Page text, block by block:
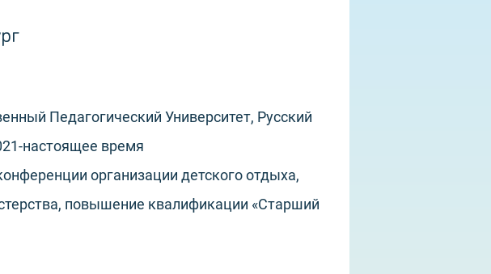
Педагогический Университет, Русский
настоящее время
организации детского отдыха,
повышение квалификации «Старший